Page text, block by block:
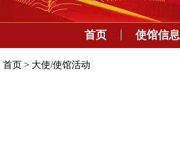
首页 使馆信息
首页 > 大使/使馆活动